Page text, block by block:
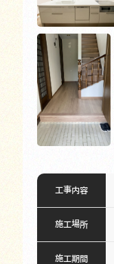
工事内容
施工場所
施工期間